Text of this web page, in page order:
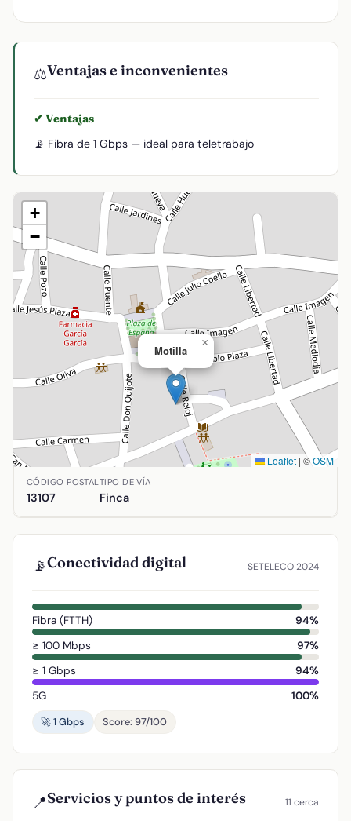
⚖️Ventajas e inconvenientes
✔ Ventajas
📡 Fibra de 1 Gbps — ideal para teletrabajo
Motilla
×
+
−
Leaflet | ©OSM
Ubicación de Motilla en Alcolea de Calatrava, Ciudad
CÓDIGO POSTAL
13107
TIPO DE VÍA
Finca
📡Conectividad digital SETELECO 2024
Fibra (FTTH)
94%
≥ 100 Mbps
97%
≥ 1 Gbps
94%
5G
100%
🚀 1 Gbps
Score: 97/100
📍Servicios y puntos de interés 11 cerca